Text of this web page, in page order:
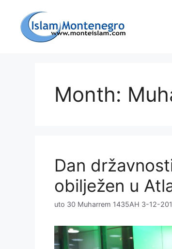
sadržaj
Month:
Dan
obilježen u
uto 30 Muharrem 1435AH 3-12-